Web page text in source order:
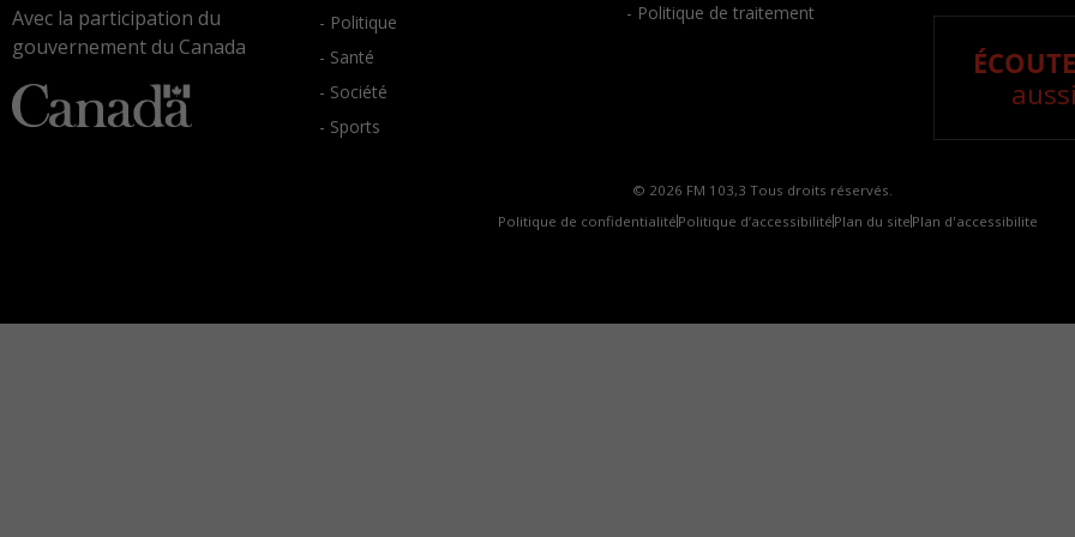
Avec la participation du
gouvernement du Canada
- Politique
- Santé
- Société
- Sports
- Politique de traitement
© 2026 FM 103,3 Tous droits réservés.
Politique de confidentialité Politique d’accessibilité Plan du site Plan d'accessibilite